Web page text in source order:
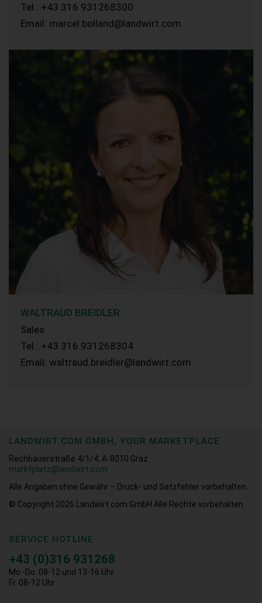
Tel.: +43 316 931268300
Email: marcel.bolland@landwirt.com
WALTRAUD BREIDLER
Sales
Tel.: +43 316 931268304
Email: waltraud.breidler@landwirt.com
LANDWIRT.COM GMBH, YOUR MARKETPLACE
Rechbauerstraße 4/1/4, A-8010 Graz
marktplatz@landwirt.com
Alle Angaben ohne Gewähr – Druck- und Satzfehler vorbehalten.
© Copyright 2026
Landwirt.com GmbH Alle Rechte vorbehalten.
SERVICE HOTLINE
+43 (0)316 931268
Mo.-Do. 08-12 und 13-16 Uhr
Fr. 08-12 Uhr